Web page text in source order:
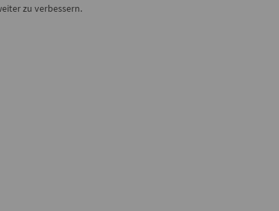
zu verbessern.